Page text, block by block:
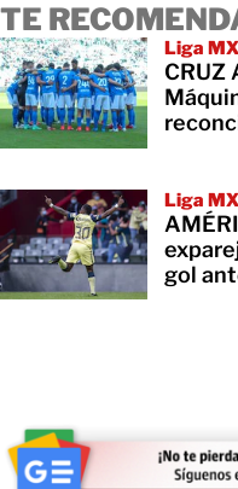
TE
Liga MX
CRUZ
Liga MX
gol